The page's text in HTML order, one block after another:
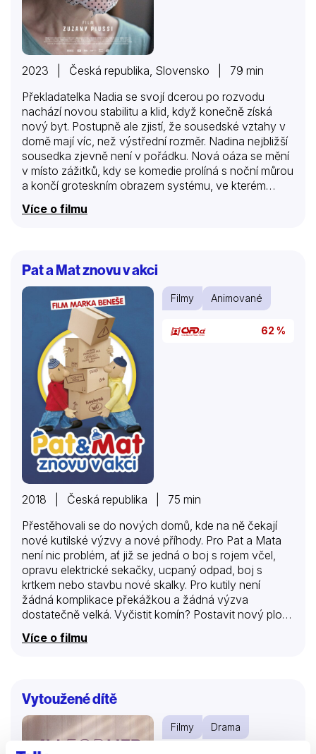
2023 | Česká republika, Slovensko | 79 min
Překladatelka Nadia se svojí dcerou po rozvodu
nachází novou stabilitu a klid, když konečně získá
nový byt. Postupně ale zjistí, že sousedské vztahy v
domě mají víc, než výstřední rozměr. Nadina nejbližší
sousedka zjevně není v pořádku. Nová oáza se mění
v místo zážitků, kdy se komedie prolíná s noční můrou
a končí groteskním obrazem systému, ve kterém
Více o filmu
Pat a Mat znovu v akci
Filmy Animované
62 %
2018 | Česká republika | 75 min
Přestěhovali se do nových domů, kde na ně čekají
nové kutilské výzvy a nové příhody. Pro Pat a Mata
není nic problém, ať již se jedná o boj s rojem včel,
opravu elektrické sekačky, ucpaný odpad, boj s
krtkem nebo stavbu nové skalky. Pro kutily není
žádná komplikace překážkou a žádná výzva
dostatečně velká. Vyčistit komín? Postavit nový plot?
Naši kutilové si dokáži poradit s každým problémem.
Kuťení je pro ně zábava a dokážou si ho patřičně užít.
Více o filmu
Vytoužené dítě
Filmy Drama